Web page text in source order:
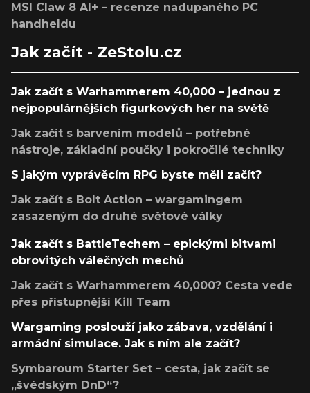
MSI Claw 8 AI+ – recenze nadupaného PC
handheldu
Jak začít - ZeStolu.cz
Jak začít s Warhammerem 40,000 – jednou z
nejpopulárnějších figurkových her na světě
Jak začít s barvením modelů – potřebné
nástroje, základní poučky i pokročilé techniky
S jakým vyprávěcím RPG byste měli začít?
Jak začít s Bolt Action – wargamingem
zasazeným do druhé světové války
Jak začít s BattleTechem – epickými bitvami
obrovitých válečných mechů
Jak začít s Warhammerem 40,000? Cesta vede
přes přístupnější Kill Team
Wargaming poslouží jako zábava, vzdělání i
armádní simulace. Jak s ním ale začít?
Symbaroum Starter Set – cesta, jak začít se
„švédským DnD“?